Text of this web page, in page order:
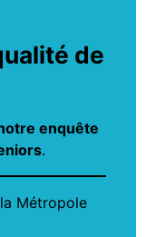
de
enquête
.
Métropole